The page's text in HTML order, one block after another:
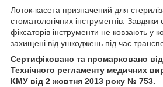
Лоток-касета призначений для
стоматологічних інструментів. Завдяки
фіксаторів інструменти не ковзають у
захищені від ушкоджень під час
Сертифіковано та промарковано
Технічного регламенту медичних
КМУ від 2 жовтня 2013 року № 753.